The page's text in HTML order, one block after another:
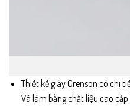
Thiết kế giày Grenson có chi
Và làm bằng chất liệu cao